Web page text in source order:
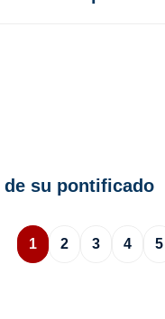
de su pontificado
1 2 3 4 5